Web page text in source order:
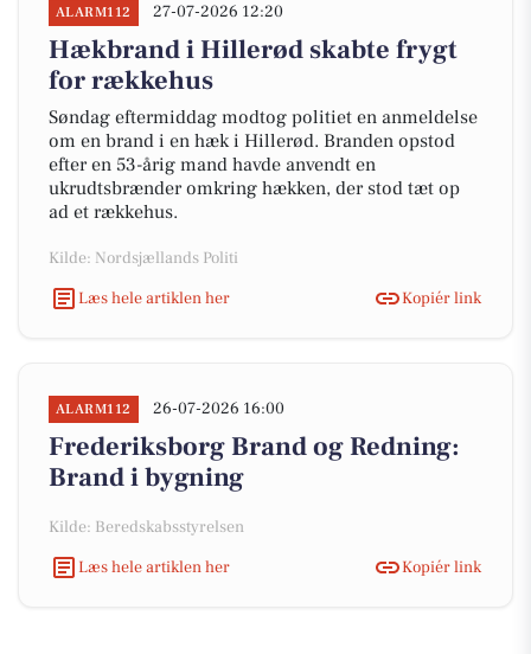
ALARM112 27-07-2026 12:20
Hækbrand i Hillerød skabte frygt
for rækkehus
Søndag eftermiddag modtog politiet en anmeldelse
om en brand i en hæk i Hillerød. Branden opstod
efter en 53-årig mand havde anvendt en
ukrudtsbrænder omkring hækken, der stod tæt op
ad et rækkehus.
Kilde: Nordsjællands Politi
Læs hele artiklen her
Kopiér link
ALARM112 26-07-2026 16:00
Frederiksborg Brand og Redning:
Brand i bygning
Kilde: Beredskabsstyrelsen
Læs hele artiklen her
Kopiér link